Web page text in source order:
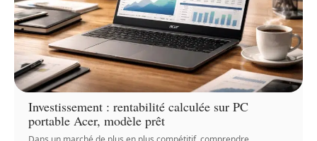
Investissement : rentabilité calculée sur PC
portable Acer, modèle prêt